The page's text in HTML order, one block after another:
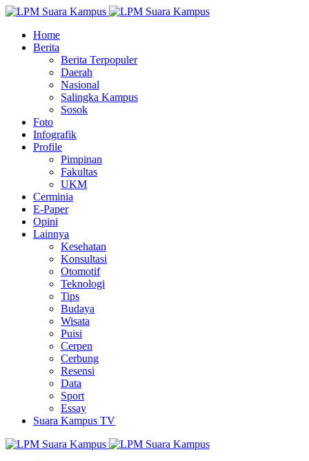
Home
Berita
Berita Terpopuler
Daerah
Nasional
Salingka Kampus
Sosok
Foto
Infografik
Profile
Pimpinan
Fakultas
UKM
Cerminia
E-Paper
Opini
Lainnya
Kesehatan
Konsultasi
Otomotif
Teknologi
Tips
Budaya
Wisata
Puisi
Cerpen
Cerbung
Resensi
Data
Sport
Essay
Suara Kampus TV